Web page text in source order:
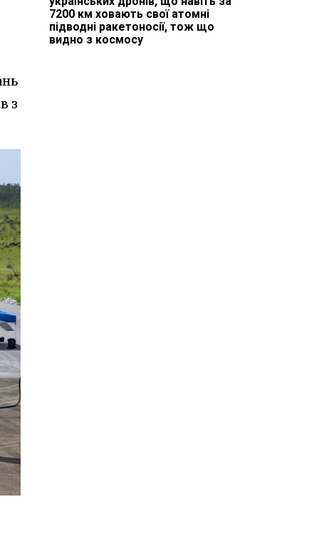
з
7200 км ховають свої атомні
підводні ракетоносії, тож що
видно з космосу